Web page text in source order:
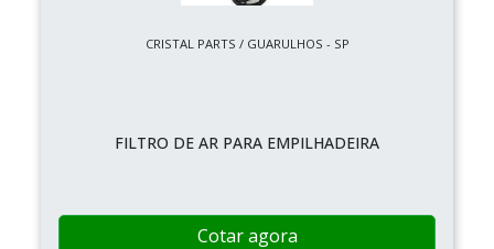
CRISTAL PARTS / GUARULHOS - SP
FILTRO DE AR PARA EMPILHADEIRA
Cotar agora